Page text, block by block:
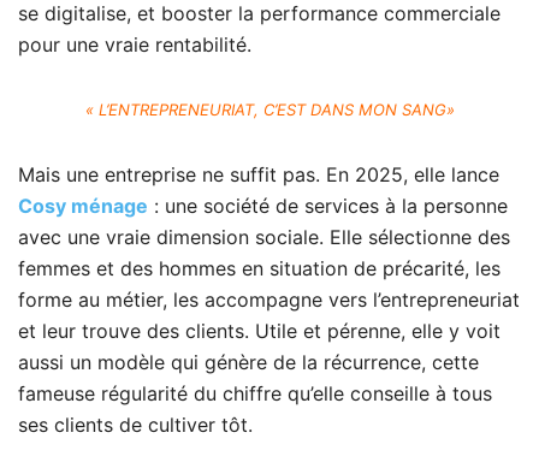
se digitalise, et booster la performance commerciale
pour une vraie rentabilité.
« L’ENTREPRENEURIAT, C’EST DANS MON SANG»
Mais une entreprise ne suffit pas. En 2025, elle lance
Cosy ménage : une société de services à la personne
avec une vraie dimension sociale. Elle sélectionne des
femmes et des hommes en situation de précarité, les
forme au métier, les accompagne vers l’entrepreneuriat
et leur trouve des clients. Utile et pérenne, elle y voit
aussi un modèle qui génère de la récurrence, cette
fameuse régularité du chiffre qu’elle conseille à tous
ses clients de cultiver tôt.